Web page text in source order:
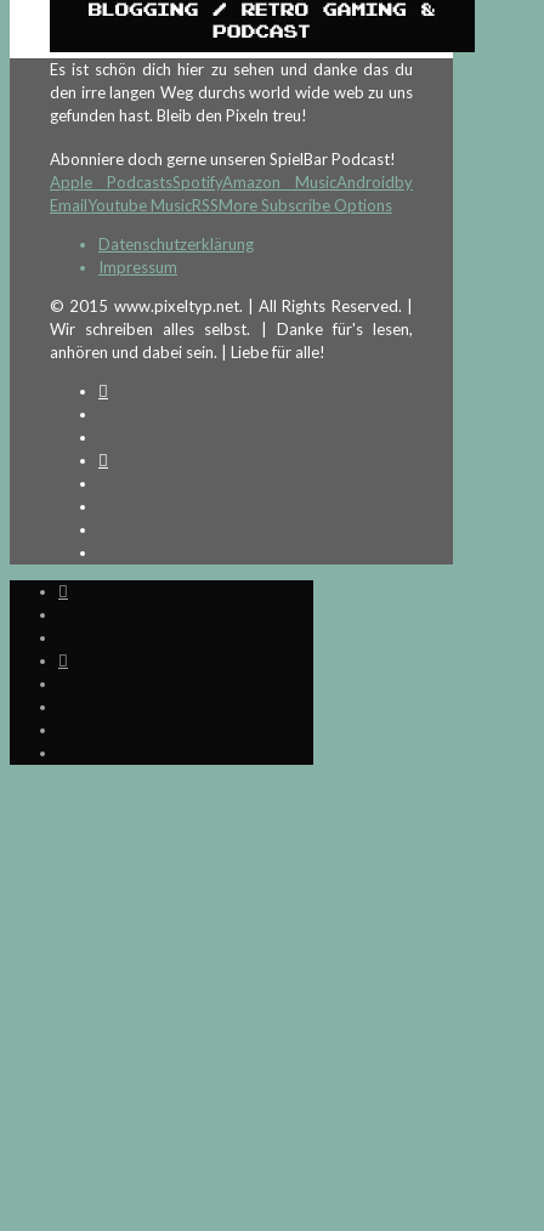
Es ist schön dich hier zu sehen und danke das du
den irre langen Weg durchs world wide web zu uns
gefunden hast. Bleib den Pixeln treu!
Abonniere doch gerne unseren SpielBar Podcast!
Apple PodcastsSpotifyAmazon MusicAndroidby
EmailYoutube MusicRSSMore Subscribe Options
Datenschutzerklärung
Impressum
© 2015 www.pixeltyp.net. | All Rights Reserved. |
Wir schreiben alles selbst. | Danke für's lesen,
anhören und dabei sein. | Liebe für alle!